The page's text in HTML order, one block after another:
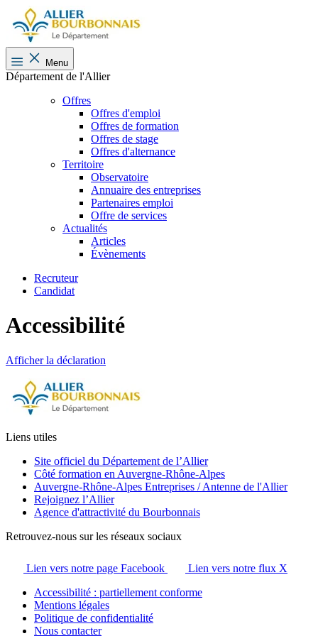
Menu
Département de l'Allier
Offres
Offres d'emploi
Offres de formation
Offres de stage
Offres d'alternance
Territoire
Observatoire
Annuaire des entreprises
Partenaires emploi
Offre de services
Actualités
Articles
Évènements
Recruteur
Candidat
Accessibilité
Afficher la déclaration
Liens utiles
Site officiel du Département de l’Allier
Côté formation en Auvergne-Rhône-Alpes
Auvergne-Rhône-Alpes Entreprises / Antenne de l'Allier
Rejoignez l’Allier
Agence d'attractivité du Bourbonnais
Retrouvez-nous sur les réseaux sociaux
Lien vers notre page Facebook
Lien vers notre flux X
Accessibilité : partiellement conforme
Mentions légales
Politique de confidentialité
Nous contacter